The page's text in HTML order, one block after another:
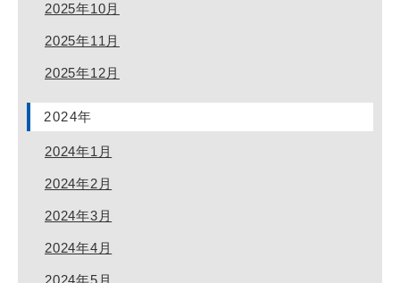
2025年10月
2025年11月
2025年12月
2024年
2024年1月
2024年2月
2024年3月
2024年4月
2024年5月